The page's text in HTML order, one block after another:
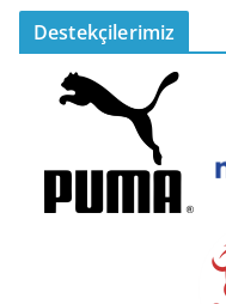
Destekçilerimiz